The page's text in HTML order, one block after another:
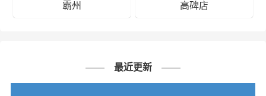
霸州 高碑店
最近更新